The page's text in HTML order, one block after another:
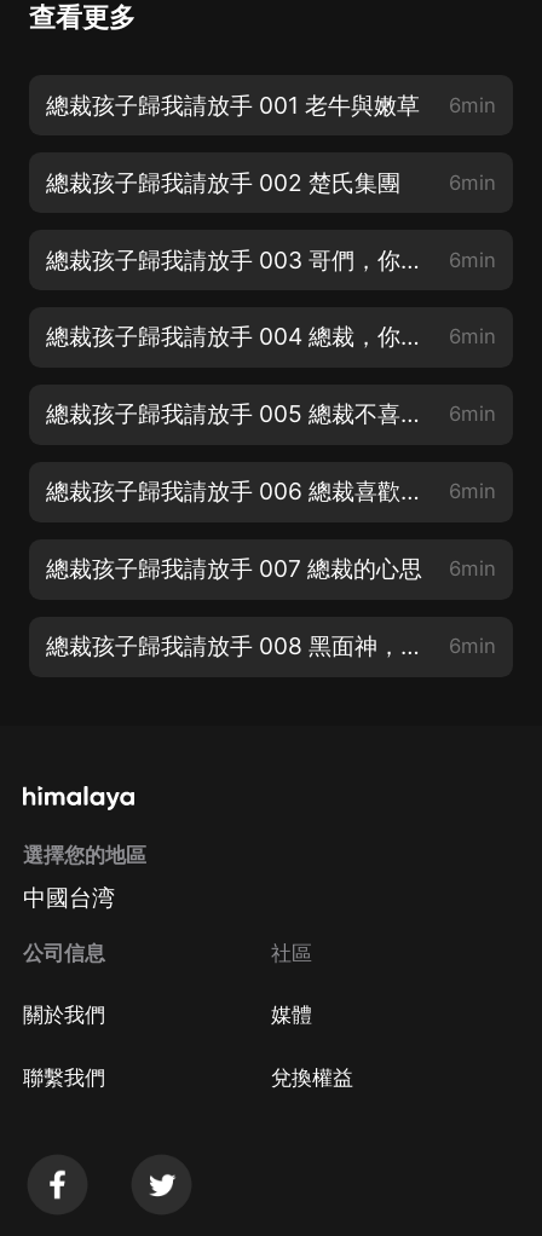
查看更多
總裁孩子歸我請放手 001 老牛與嫩草 6min
總裁孩子歸我請放手 002 楚氏集團 6min
總裁孩子歸我請放手 003 哥們，你很帥 6min
總裁孩子歸我請放手 004 總裁，你没事吧 6min
總裁孩子歸我請放手 005 總裁不喜歡女人 6min
總裁孩子歸我請放手 006 總裁喜歡男人 6min
總裁孩子歸我請放手 007 總裁的心思 6min
總裁孩子歸我請放手 008 黑面神，你很面熟哦 6min
選擇您的地區
中國台湾
公司信息
關於我們
聯繫我們
社區
媒體
兌換權益